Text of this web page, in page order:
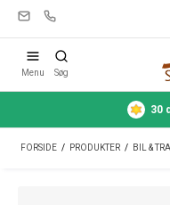
Telte
Menu Søg
30
FORSIDE / PRODUKTER / BIL &